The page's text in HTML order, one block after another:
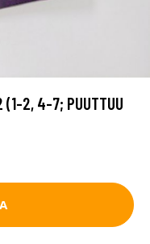
(1-2, 4-7; PUUTTUU